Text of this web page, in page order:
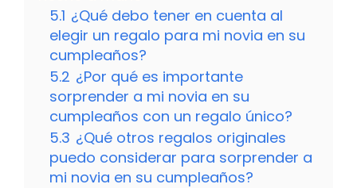
5.1 ¿Qué debo tener en cuenta al
elegir un regalo para mi novia en su
cumpleaños?
5.2 ¿Por qué es importante
sorprender a mi novia en su
cumpleaños con un regalo único?
5.3 ¿Qué otros regalos originales
puedo considerar para sorprender a
mi novia en su cumpleaños?